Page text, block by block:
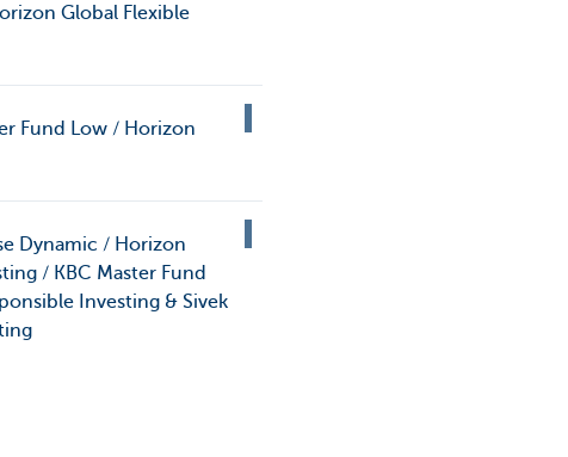
Global Flexible
Fund Low / Horizon
Dynamic / Horizon
/ KBC Master Fund
Investing & Sivek